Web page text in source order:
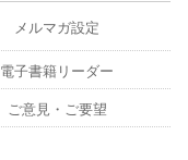
メルマガ設定
電子書籍リーダー
ご意見・ご要望